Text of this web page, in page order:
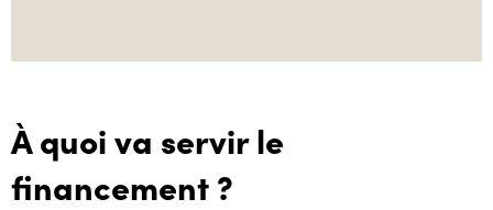
À quoi va servir le
financement ?